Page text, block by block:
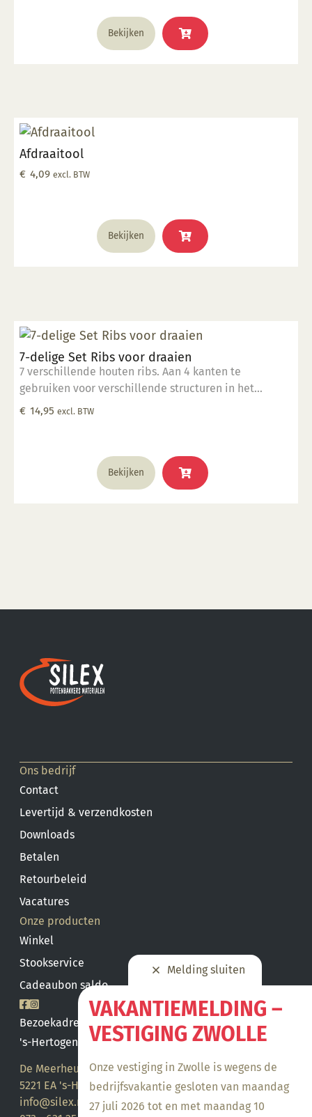
Melding sluiten
VAKANTIEMELDING –
VESTIGING ZWOLLE
Onze vestiging in Zwolle is wegens de
bedrijfsvakantie gesloten van maandag
27 juli 2026 tot en met maandag 10
Bekijken
Afdraaitool
€ 4,09 excl. BTW
Bekijken
7-delige Set Ribs voor draaien
7 verschillende houten ribs. Aan 4 kanten te
gebruiken voor verschillende structuren in het
draaiwerk.
€ 14,95 excl. BTW
Bekijken
Ons bedrijf
Contact
Levertijd & verzendkosten
Downloads
Betalen
Retourbeleid
Vacatures
Onze producten
Winkel
Stookservice
Cadeaubon saldo
Bezoekadres
's-Hertogenbosch
De Meerheuvel 21
5221 EA 's-Hertogenbosch
info@silex.nl